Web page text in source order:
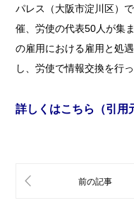
パレス（大阪市淀川区）
催、労使の代表50人が集
の雇用における雇用と処
し、労使で情報交換を行っ
詳しくはこちら（引用